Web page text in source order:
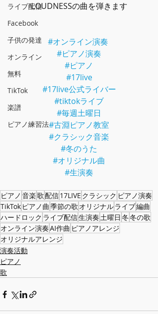
ライブ配信
Facebook
子供の発達
オンライン
無料
TikTok
楽譜
ピアノ練習法
LOUDNESSの曲を弾きます
#オンライン演奏
#ピアノ演奏
#ピアノ
#17live
#17live公式ライバー
#tiktokライブ
#毎週土曜日
#古淵ピアノ教室
#クラシック音楽
#冬のうた
#オリジナル曲
#生演奏
ピアノ 音楽歌配信17LIVE クラシック ピアノ演奏
TikTok ピアノ曲 季節の歌 オリジナルライブ編曲
ハードロック ライブ配信生演奏土曜日 冬冬の歌
オンライン演奏AI作曲 ピアノアレンジ
オリジナルアレンジ
演奏活動
ピアノ
歌